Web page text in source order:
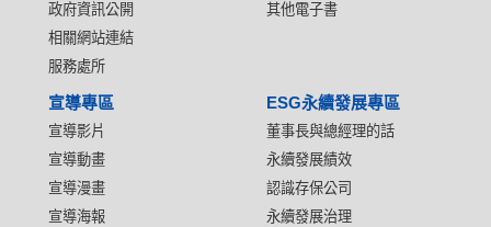
政府資訊公開
相關網站連結
服務處所
其他電子書
宣導專區
宣導影片
宣導動畫
宣導漫畫
宣導海報
ESG永續發展專區
董事長與總經理的話
永續發展績效
認識存保公司
永續發展治理